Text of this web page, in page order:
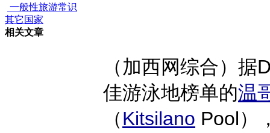
一般性旅游常识
其它国家
相关文章
（加西网综合）
佳游泳地榜单的温
（Kitsilano Pool）